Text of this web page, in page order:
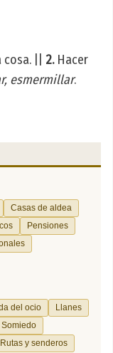
|| 2.Hacer
esmermillar.